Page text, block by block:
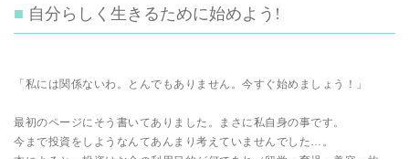
自分らしく生きるために始めよう!
「私には関係ないわ。とんでもありません。今すぐ始めましょう！」
最初のページにそう書いてありました。まさに私自身の事です。
今まで投資をしようなんてあんまり考えていませんでした…。